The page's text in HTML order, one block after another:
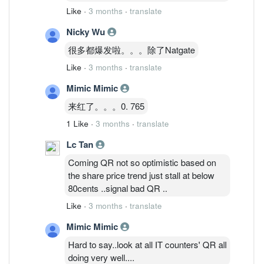
Like · 3 months · translate
Nicky Wu
很多都爆发啦。。。除了Natgate
Like · 3 months · translate
Mimic Mimic
来红了。。。0. 765
1 Like · 3 months · translate
Lc Tan
Coming QR not so optimistic based on
the share price trend just stall at below
80cents ..signal bad QR ..
Like · 3 months · translate
Mimic Mimic
Hard to say..look at all IT counters' QR all
doing very well....